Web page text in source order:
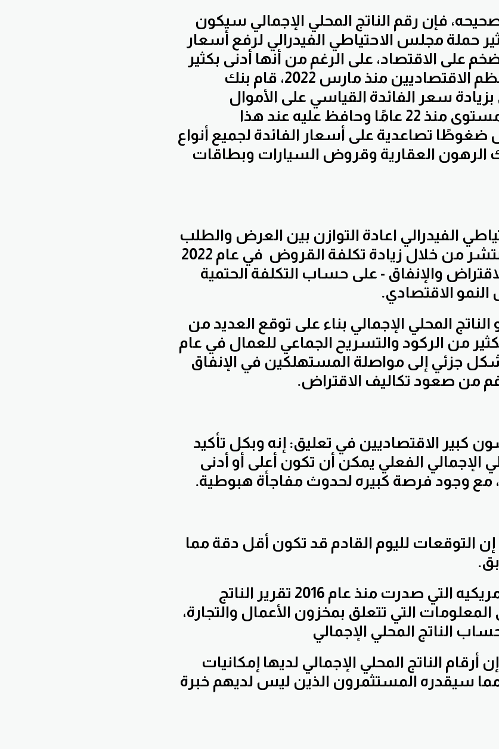
فإن رقم الناتج المحلي الإجمالي سيكون
حملة مجلس الاحتياطي الفيدرالي لرفع أسعار
على الاقتصاد، على الرغم من أنها أدنى بكثير
مما كان يتوقعه معظم الاقتصاديين منذ مارس 2022، قام بنك
بزيادة سعر الفائدة القياسي على الأموال
الفيدرالية إلى أعلى مستوى منذ 22 عامًا وحافظ عليه عند هذا
تصاعدية على أسعار الفائدة لجميع أنواع
الرهون العقارية وقروض السيارات وبطاقات
الفيدرالي اعادة التوازن بين العرض والطلب
من خلال زيادة تكلفة القروض في عام 2022
والإنفاق - على حساب التكلفة الحتمية
الاقتصادي.
المحلي الإجمالي بناء على توقع العديد من
من الركود والتسريح الجماعي للعمال في عام
بشكل جزئي إلى مواصلة المستهلكين في الإنفاق
من صعود تكاليف الاقتراض.
كبير الاقتصاديين في تعليق: إنه وبكل تأكيد
الإجمالي الفعلي يمكن أن تكون أعلى أو أدنى
مع وجود فرصة كبيره لحدوث مفاجأة هبوطية.
التوقعات لليوم القادم قد تكون أقل دقة مما
أظهرت البيانات الامريكيه التي صدرت منذ عام 2016 تقرير الناتج
المعلومات التي تتعلق بمخزون الأعمال والتجارة،
الناتج المحلي الإجمالي
الناتج المحلي الإجمالي لديها إمكانيات
مما سيقدره المستثمرون الذين ليس لديهم خبرة